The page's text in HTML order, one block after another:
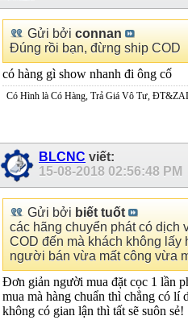
Gửi bởi connan
Đúng rồi bạn, đừng ship COD
có hàng gì show nhanh đi ông cố
Có Hình là Có Hàng, Trả Giá Vô Tư,
BLCNC viết:
15-08-2018 02:56:48 PM
Gửi bởi biết tuốt
các hãng chuyển phát có dịch
COD đến mà khách không lấy
người bán vừa mất công vừa
Đơn giản người mua đặt cọc 1 lần
mua mà hàng chuẩn thì chẳng có lí
không có gian lận thì tất sẽ suôn sẻ!